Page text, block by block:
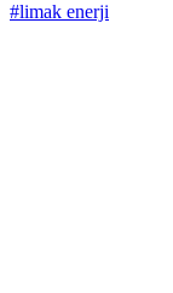
#limak enerji